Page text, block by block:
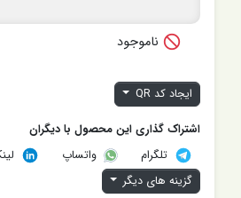
 ناموجود
ایجاد کد QR
اشتراک گذاری این محصول با دیگران
تلگرام
واتساپ
گزینه های دیگر